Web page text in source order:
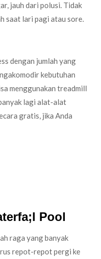
jauh dari polusi. Tidak
saat lari pagi atau sore.
dengan jumlah yang
kebutuhan
menggunakan treadmill
lagi alat-alat
gratis, jika Anda
Pool
raga yang banyak
repot-repot pergi ke